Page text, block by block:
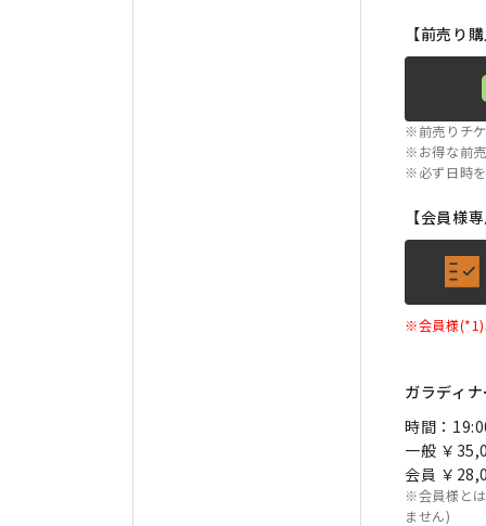
【前売り
※前売りチ
※お得な前
※必ず日時
【会員様
※会員様(*1)
ガラディ
時間：
一般 ￥
会員 ￥
※会員様と
ません)